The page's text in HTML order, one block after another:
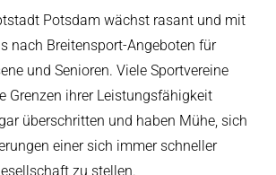
Potsdam wächst rasant und mit
nach Breitensport-Angeboten für
und Senioren. Viele Sportvereine
Grenzen ihrer Leistungsfähigkeit
überschritten und haben Mühe, sich
einer sich immer schneller
zu stellen.